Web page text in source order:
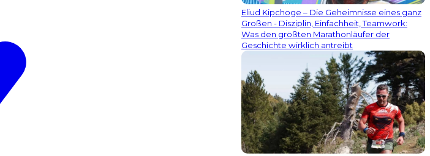
Eliud Kipchoge – Die Geheimnisse eines ganz
Großen - Disziplin, Einfachheit, Teamwork:
Was den größten Marathonläufer der
Geschichte wirklich antreibt